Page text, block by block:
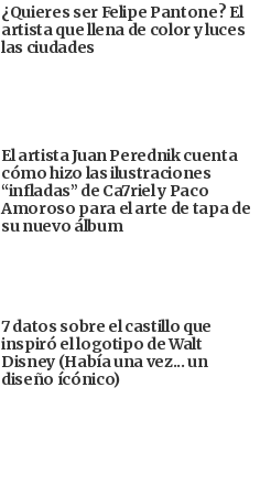
¿Quieres ser Felipe Pantone? El
artista que llena de color y luces
las ciudades
El artista Juan Perednik cuenta
cómo hizo las ilustraciones
“infladas” de Ca7riel y Paco
Amoroso para el arte de tapa de
su nuevo álbum
7 datos sobre el castillo que
inspiró el logotipo de Walt
Disney (Había una vez... un
diseño ícónico)